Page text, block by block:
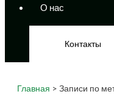
О нас
Контакты
Главная > Записи по